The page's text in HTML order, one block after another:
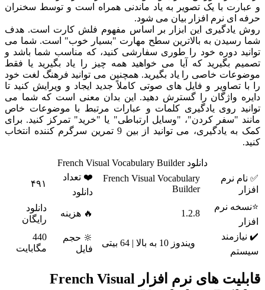
و عبارت با یک تصویر به یاد ماندنی همراه است و توسط سخنران
حرفه ای نرم افزار بیان می شود.
روش یادگیری این ابزار بر اساس مفهوم فلش کارت است. هدف
شما رسیدن به بالاترین سطح مهارت "بسیار خوب" است. شما می
توانید دوره خود را طوری سفارشی کنید، که مناسب شما باشد و
تصمیم بگیرید که آیا می خواهید همه چیز را یاد بگیرید یا فقط
موضوعات خاصی را یاد بگیرید. همچنین می توانید فرهنگ لغت خود
را با تصاویر و فایل های صوتی کاملاً جدید ایجاد و ویرایش کنید تا
دایره واژگان را گسترش دهید. این بدان معنی است که شما می
توانید روی یادگیری کلمات و عبارات مرتبط با موضوعات خاص
مانند "سفر کردن"، "وسایل ارتباطی" یا "خرید" تمرکز کنید. برای
کمک به یادگیری، می توانید از بین 9 تمرین سرگرم کننده انتخاب
کنید.
دانلود French Visual Vocabulary Builder
✅ نام نرم
افزار
French Visual Vocabulary
Builder
❤️ تعداد
دانلود
۴۹۱
⭐نسخه نرم
افزار
1.2.8 🔥 هزینه
دانلود
رایگان
✔️ نیازمند
سیستم
ویندوز 10 به بالا | 64 بیتی
🔆 حجم
فایل
440
مگابایت
قابلیت های نرم افزار French Visual